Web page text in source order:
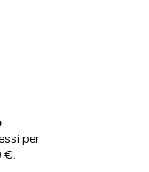
per
€.